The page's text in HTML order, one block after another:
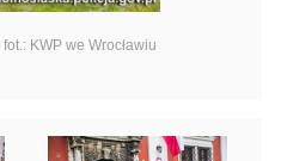
fot.: KWP we Wrocławiu